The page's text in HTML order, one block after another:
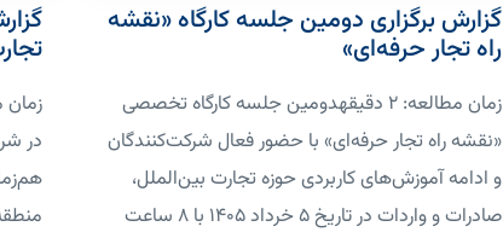
گزارش برگزاری دومین جلسه کارگاه «نقشه
راه تجار حرفه‌ای»
زمان مطالعه: 2 دقیقهدومین جلسه کارگاه تخصصی
«نقشه راه تجار حرفه‌ای» با حضور فعال شرکت‌کنندگان
و ادامه آموزش‌های کاربردی حوزه تجارت بین‌الملل،
صادرات و واردات در تاریخ ۵ خرداد ۱۴۰۵ با ۸ ساعت
تجارت